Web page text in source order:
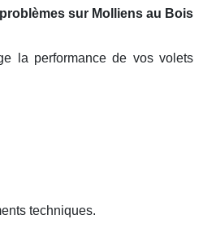
sur Molliens au Bois
la performance de vos volets
techniques.